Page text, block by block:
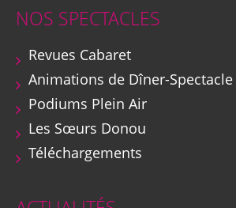
NOS SPECTACLES
Revues Cabaret
Animations de Dîner-Spectacle
Podiums Plein Air
Les Sœurs Donou
Téléchargements